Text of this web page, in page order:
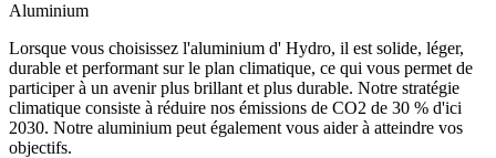
Aluminium
Lorsque vous choisissez l'aluminium d' Hydro, il est solide, léger,
durable et performant sur le plan climatique, ce qui vous permet de
participer à un avenir plus brillant et plus durable. Notre stratégie
climatique consiste à réduire nos émissions de CO2 de 30 % d'ici
2030. Notre aluminium peut également vous aider à atteindre vos
objectifs.